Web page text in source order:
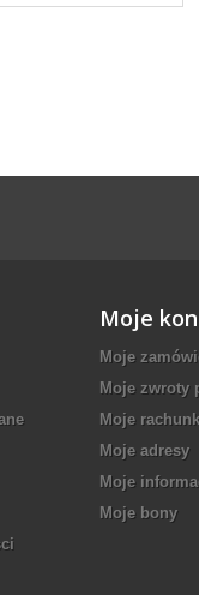
Moje
Moje
Moje zwroty
Moje
Moje adresy
Moje
Moje bony